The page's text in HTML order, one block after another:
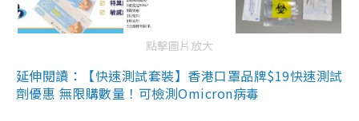
點擊圖片放大
延伸閱讀：【快速測試套裝】香港口罩品牌$19快速測試
劑優惠 無限購數量！可檢測Omicron病毒